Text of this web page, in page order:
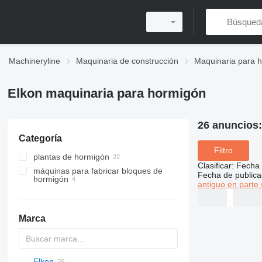
Machineryline Maquinaria de construcción Maquinaria para
Elkon maquinaria para hormigón
Categoría
plantas de hormigón
plantas de hormigón móviles
plantas de hormigón compactas
máquinas para fabricar bloques de
hormigón
Marca
26 anuncios:
Filtro
Clasificar: Fecha
Fecha de
antiguo en parte